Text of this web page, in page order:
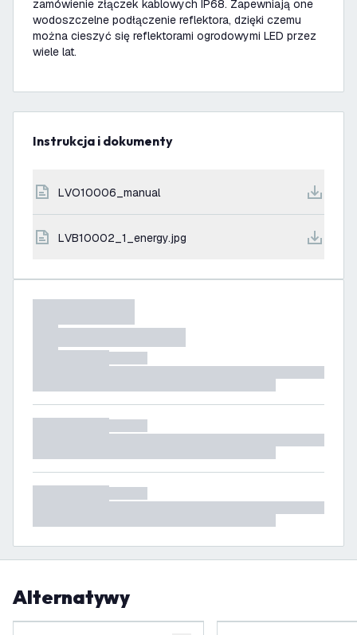
zamówienie złączek kablowych IP68. Zapewniają one
wodoszczelne podłączenie reflektora, dzięki czemu
można cieszyć się reflektorami ogrodowymi LED przez
wiele lat.
Instrukcja i dokumenty
LVO10006_manual
LVB10002_1_energy.jpg
Alternatywy